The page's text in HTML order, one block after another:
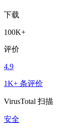
下载
100K+
评价
4.9
1K+ 条评价
VirusTotal 扫描
安全